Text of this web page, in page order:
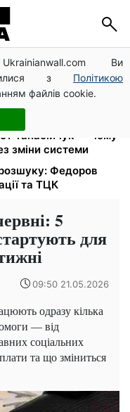
Ви
з Політикою
файлів cookie.
арешту за
тисячі
Пенсійний фонд
Танасійчук — чому
зміни системи
Федоров
та ТЦК
5
для
09:50 21.05.2026
одразу кілька
— від
соціальних
та що зміниться